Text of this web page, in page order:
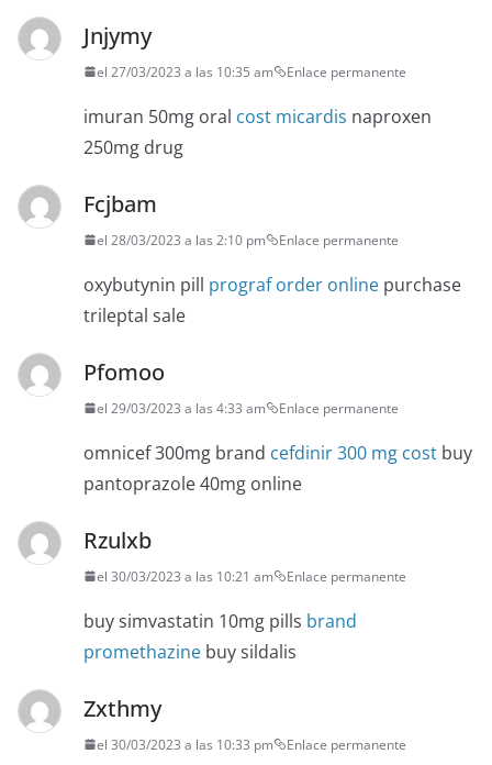
Jnjymy
el 27/03/2023 a las 10:35 am Enlace permanente
imuran 50mg oral cost micardis naproxen
250mg drug
Fcjbam
el 28/03/2023 a las 2:10 pm Enlace permanente
oxybutynin pill prograf order online purchase
trileptal sale
Pfomoo
el 29/03/2023 a las 4:33 am Enlace permanente
omnicef 300mg brand cefdinir 300 mg cost buy
pantoprazole 40mg online
Rzulxb
el 30/03/2023 a las 10:21 am Enlace permanente
buy simvastatin 10mg pills brand
promethazine buy sildalis
Zxthmy
el 30/03/2023 a las 10:33 pm Enlace permanente